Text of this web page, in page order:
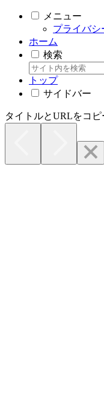
メニュー
プライバシ
ホーム
検索
トップ
サイドバー
タイトルとURLをコピ